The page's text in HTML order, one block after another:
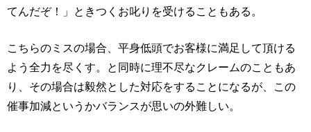
てんだぞ！」ときつくお叱りを受けることもある。
こちらのミスの場合、平身低頭でお客様に満足して頂ける
よう全力を尽くす。と同時に理不尽なクレームのこともあ
り、その場合は毅然とした対応をすることになるが、この
催事加減というかバランスが思いの外難しい。